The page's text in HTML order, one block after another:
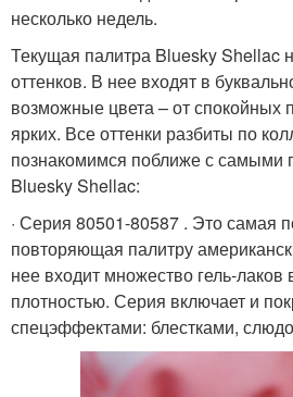
несколько недель.
Текущая палитра Bluesky Shellac
оттенков. В нее входят в
возможные цвета – от спокойных
ярких. Все оттенки разбиты по
познакомимся поближе с самыми
Bluesky Shellac:
· Серия 80501-80587 . Это самая
повторяющая палитру
нее входит множество гель-лаков
плотностью. Серия включает и
спецэффектами: блестками,